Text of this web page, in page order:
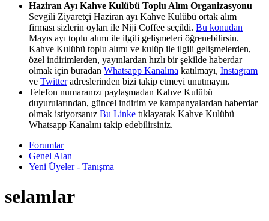
Haziran Ayı Kahve Kulübü Toplu Alım Organizasyonu
Sevgili Ziyaretçi Haziran ayı Kahve Kulübü ortak alım
firması sizlerin oyları ile Niji Coffee seçildi. Bu konudan
Mayıs ayı toplu alımı ile ilgili gelişmeleri öğrenebilirsin.
Kahve Kulübü toplu alımı ve kulüp ile ilgili gelişmelerden,
özel indirimlerden, yayınlardan hızlı bir şekilde haberdar
olmak için buradan Whatsapp Kanalına katılmayı, Instagram
ve Twitteradreslerinden bizi takip etmeyi unutmayın.
Telefon numaranızı paylaşmadan Kahve Kulübü
duyurularından, güncel indirim ve kampanyalardan haberdar
olmak istiyorsanız Bu Linke tıklayarak Kahve Kulübü
Whatsapp Kanalını takip edebilirsiniz.
Forumlar
Genel Alan
Yeni Üyeler - Tanışma
selamlar